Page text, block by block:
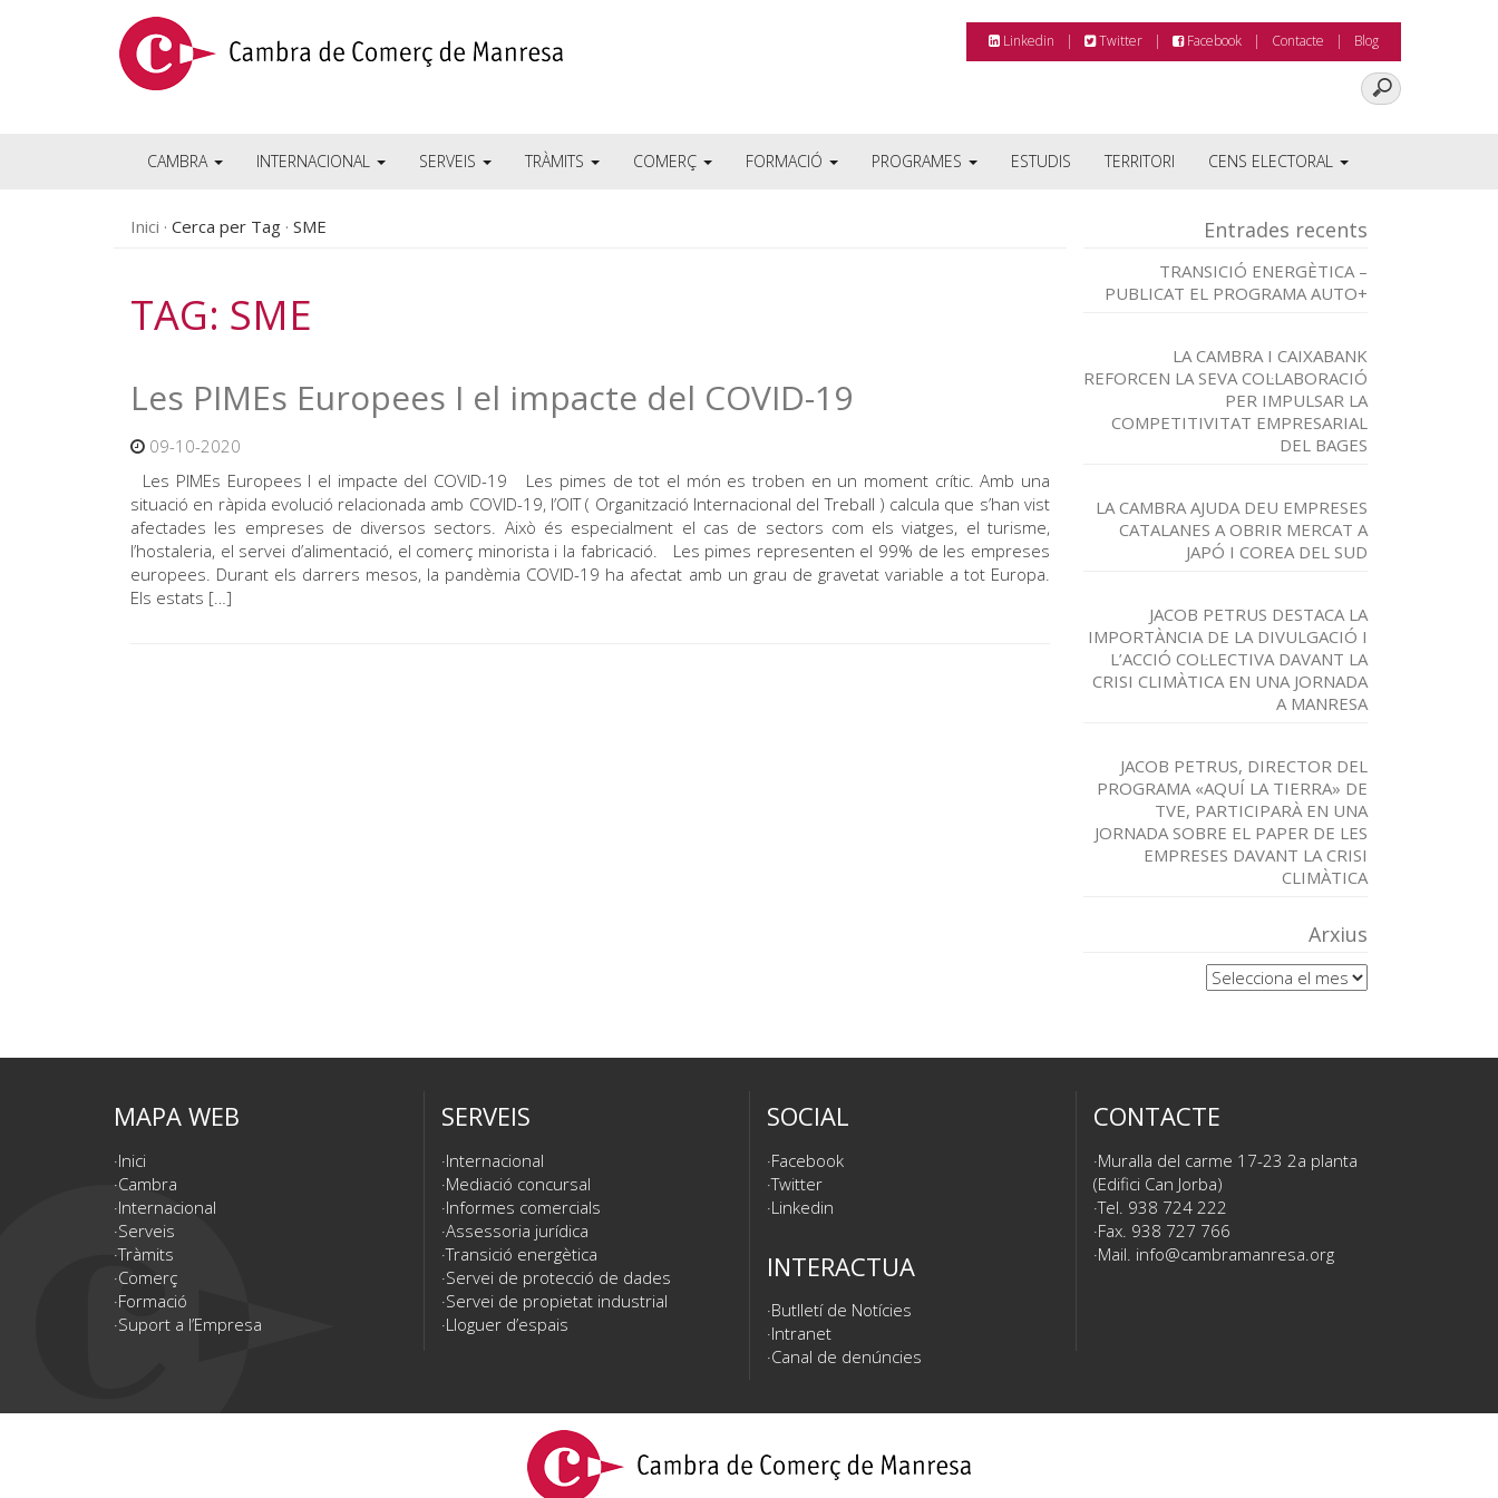
Linkedin Twitter Facebook Contacte Blog
CAMBRA INTERNACIONAL SERVEIS TRÀMITS COMERÇ FORMACIÓ PROGRAMES ESTUDIS TERRITORI CENS ELECTORAL
Inici Cerca per Tag SME
TAG: SME
Les PIMEs Europees I el impacte del COVID-19
09-10-2020
Les PIMEs Europees I el impacte del COVID-19 Les pimes de tot el món es troben en un moment crític. Amb una
situació en ràpida evolució relacionada amb COVID-19, l’OIT ( Organització Internacional del Treball ) calcula que s’han vist
afectades les empreses de diversos sectors. Això és especialment el cas de sectors com els viatges, el turisme,
l’hostaleria, el servei d’alimentació, el comerç minorista i la fabricació. Les pimes representen el 99% de les empreses
europees. Durant els darrers mesos, la pandèmia COVID-19 ha afectat amb un grau de gravetat variable a tot Europa.
Els estats […]
Entrades recents
TRANSICIÓ ENERGÈTICA –
PUBLICAT EL PROGRAMA AUTO+
LA CAMBRA I CAIXABANK
REFORCEN LA SEVA COL·LABORACIÓ
PER IMPULSAR LA
COMPETITIVITAT EMPRESARIAL
DEL BAGES
LA CAMBRA AJUDA DEU EMPRESES
CATALANES A OBRIR MERCAT A
JAPÓ I COREA DEL SUD
JACOB PETRUS DESTACA LA
IMPORTÀNCIA DE LA DIVULGACIÓ I
L’ACCIÓ COL·LECTIVA DAVANT LA
CRISI CLIMÀTICA EN UNA JORNADA
A MANRESA
JACOB PETRUS, DIRECTOR DEL
PROGRAMA «AQUÍ LA TIERRA» DE
TVE, PARTICIPARÀ EN UNA
JORNADA SOBRE EL PAPER DE LES
EMPRESES DAVANT LA CRISI
CLIMÀTICA
Arxius
Arxius
MAPA WEB
Inici
Cambra
Internacional
Serveis
Tràmits
Comerç
Formació
Suport a l’Empresa
SERVEIS
Internacional
Mediació concursal
Informes comercials
Assessoria jurídica
Transició energètica
Servei de protecció de dades
Servei de propietat industrial
Lloguer d’espais
SOCIAL
Facebook
Twitter
Linkedin
INTERACTUA
Butlletí de Notícies
Intranet
Canal de denúncies
CONTACTE
Muralla del carme 17-23 2a planta
(Edifici Can Jorba)
Tel. 938 724 222
Fax. 938 727 766
Mail. info@cambramanresa.org